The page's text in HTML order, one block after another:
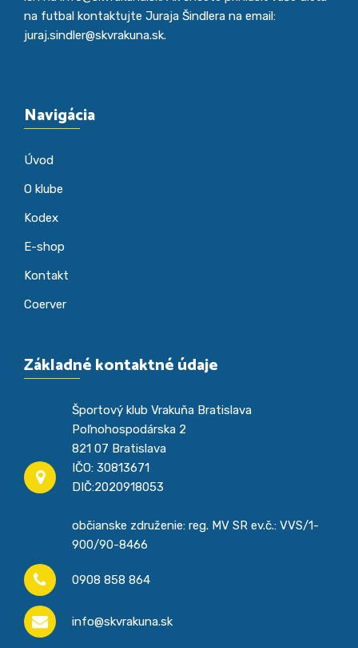
na futbal kontaktujte Juraja Šindlera na email:
juraj.sindler@skvrakuna.sk.
Navigácia
Úvod
O klube
Kodex
E-shop
Kontakt
Coerver
Základné kontaktné údaje
Športový klub Vrakuňa Bratislava
Poľnohospodárska 2
821 07 Bratislava
IČO: 30813671
DIČ:2020918053
občianske združenie: reg. MV SR ev.č.: VVS/1-
900/90-8466
0908 858 864
info@skvrakuna.sk